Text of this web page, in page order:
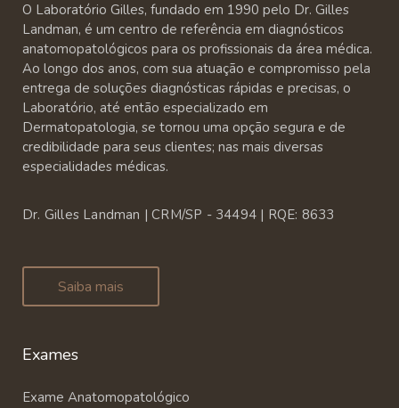
O Laboratório Gilles, fundado em 1990 pelo Dr. Gilles
Landman, é um centro de referência em diagnósticos
anatomopatológicos para os profissionais da área médica.
Ao longo dos anos, com sua atuação e compromisso pela
entrega de soluções diagnósticas rápidas e precisas, o
Laboratório, até então especializado em
Dermatopatologia, se tornou uma opção segura e de
credibilidade para seus clientes; nas mais diversas
especialidades médicas.
Dr. Gilles Landman | CRM/SP - 34494 | RQE: 8633
Saiba mais
Exames
Exame Anatomopatológico